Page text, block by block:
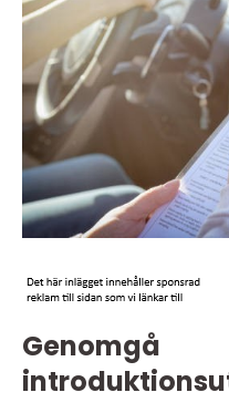
Genomgå